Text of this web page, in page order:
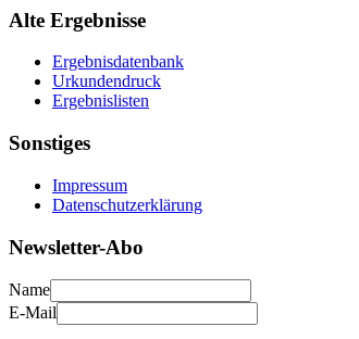
Alte Ergebnisse
Ergebnisdatenbank
Urkundendruck
Ergebnislisten
Sonstiges
Impressum
Datenschutzerklärung
Newsletter-Abo
Name
E-Mail